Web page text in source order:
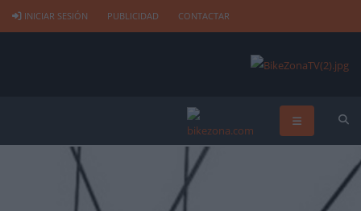
INICIAR SESIÓN PUBLICIDAD CONTACTAR